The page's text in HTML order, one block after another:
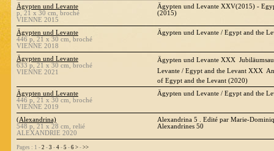
Ägypten und Levante
p, 21 x 30 cm, broché
VIENNE 2015
Ägypten und Levante XXV(2015) -
(2015)
Ägypten und Levante
446 p, 21 x 30 cm, broché
VIENNE 2018
Ägypten und Levante / Egypt and the
Ägypten und Levante
633 p, 21 x 30 cm, broché
VIENNE 2021
Ägypten und Levante XXX 
Levante / Egypt and the Levant XXX 
of Egypt and the Levant (2020)
Ägypten und Levante
446 p, 21 x 30 cm, broché
VIENNE 2019
Ägypten und Levante / Egypt and the
(Alexandrina)
548 p, 21 x 28 cm, relié
ALEXANDRIE 2020
Alexandrina 5 . Edité par Marie-
Alexandrines 50
Pages : 1 - 2 - 3 - 4 - 5 - 6 > - >>